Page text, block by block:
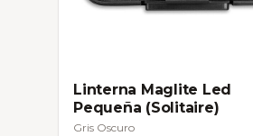
Linterna Maglite Led
Pequeña (Solitaire)
Gris Oscuro